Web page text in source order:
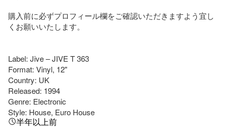
購入前に必ずプロフィール欄をご確認いただきますよう宜し
くお願いいたします。
Label: Jive – JIVE T 363
Format: Vinyl, 12"
Country: UK
Released: 1994
Genre: Electronic
Style: House, Euro House
半年以上前